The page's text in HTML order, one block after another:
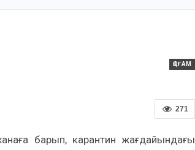
ҚОҒАМ
271
барып, карантин жағдайындағы